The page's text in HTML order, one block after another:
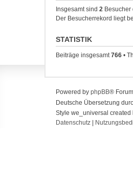
Insgesamt sind 2
Der Besucherrekord liegt
STATISTIK
Beiträge insgesamt766 •
Powered by phpBB®
Deutsche Übersetzung
Style we_universal created
Datenschutz